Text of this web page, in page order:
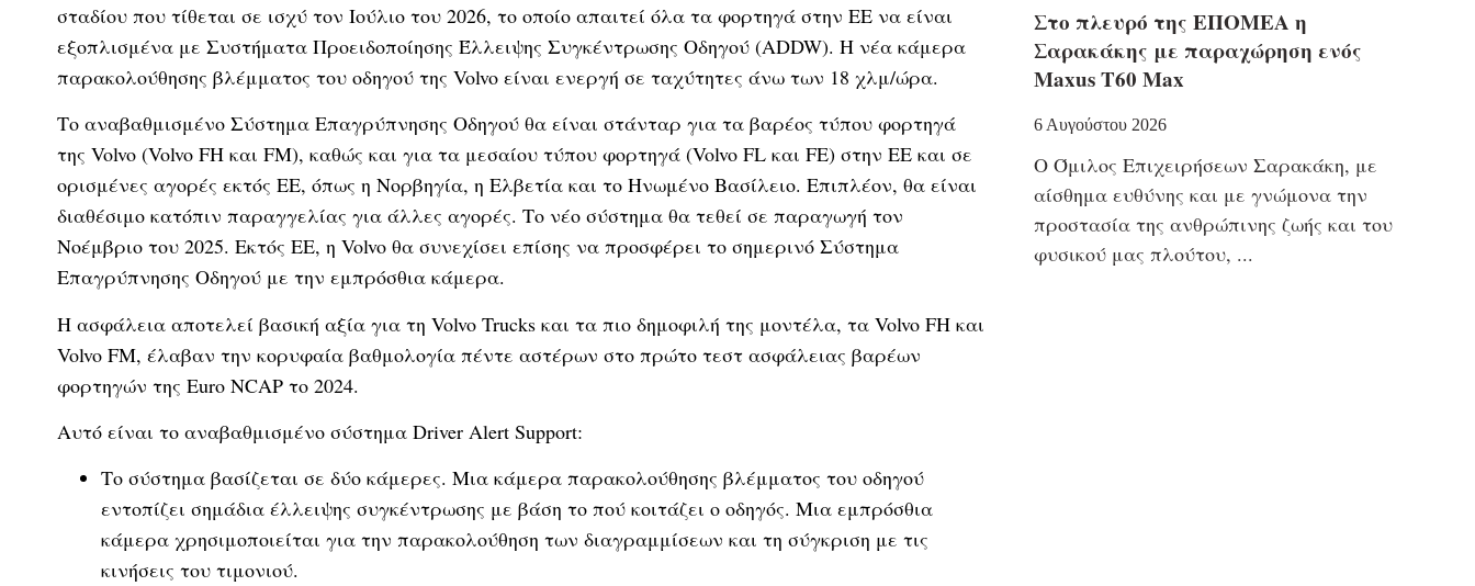
σταδίου που τίθεται σε ισχύ τον Ιούλιο του 2026, το οποίο απαιτεί όλα τα φορτηγά στην ΕΕ να είναι
εξοπλισμένα με Συστήματα Προειδοποίησης Έλλειψης Συγκέντρωσης Οδηγού (ADDW). Η νέα κάμερα
παρακολούθησης βλέμματος του οδηγού της Volvo είναι ενεργή σε ταχύτητες άνω των 18 χλμ/ώρα.
Το αναβαθμισμένο Σύστημα Επαγρύπνησης Οδηγού θα είναι στάνταρ για τα βαρέος τύπου φορτηγά
της Volvo (Volvo FH και FM), καθώς και για τα μεσαίου τύπου φορτηγά (Volvo FL και FE) στην ΕΕ και σε
ορισμένες αγορές εκτός ΕΕ, όπως η Νορβηγία, η Ελβετία και το Ηνωμένο Βασίλειο. Επιπλέον, θα είναι
διαθέσιμο κατόπιν παραγγελίας για άλλες αγορές. Το νέο σύστημα θα τεθεί σε παραγωγή τον
Νοέμβριο του 2025. Εκτός ΕΕ, η Volvo θα συνεχίσει επίσης να προσφέρει το σημερινό Σύστημα
Επαγρύπνησης Οδηγού με την εμπρόσθια κάμερα.
Η ασφάλεια αποτελεί βασική αξία για τη Volvo Trucks και τα πιο δημοφιλή της μοντέλα, τα Volvo FH και
Volvo FM, έλαβαν την κορυφαία βαθμολογία πέντε αστέρων στο πρώτο τεστ ασφάλειας βαρέων
φορτηγών της Euro NCAP το 2024.
Αυτό είναι το αναβαθμισμένο σύστημα Driver Alert Support:
Το σύστημα βασίζεται σε δύο κάμερες. Μια κάμερα παρακολούθησης βλέμματος του οδηγού
εντοπίζει σημάδια έλλειψης συγκέντρωσης με βάση το πού κοιτάζει ο οδηγός. Μια εμπρόσθια
κάμερα χρησιμοποιείται για την παρακολούθηση των διαγραμμίσεων και τη σύγκριση με τις
κινήσεις του τιμονιού.
Στο πλευρό της ΕΠΟΜΕΑ η
Σαρακάκης με παραχώρηση ενός
Maxus T60 Max
6 Αυγούστου 2026
Ο Όμιλος Επιχειρήσεων Σαρακάκη, με
αίσθημα ευθύνης και με γνώμονα την
προστασία της ανθρώπινης ζωής και του
φυσικού μας πλούτου,